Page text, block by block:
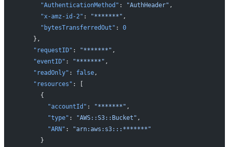
      "AuthenticationMethod"
: "AuthHeader" ,
      "x-amz-id-2"
: "*******" ,
      "bytesTransferredOut"
: 0
    },
    "requestID"
: "*******" ,
    "eventID"
: "*******" ,
    "readOnly"
: false,
    "resources"
: [
      {
        "accountId"
: "*******" ,
        "type"
: "AWS::S3::Bucket" ,
        "ARN"
:
"arn:aws:s3:::*******"
      }